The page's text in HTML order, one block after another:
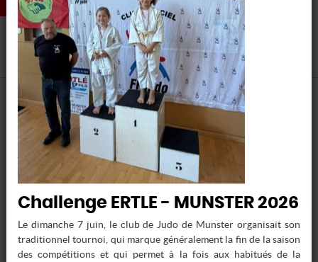
COLMAR JUDO/ Résultats /
2EME TOUR DE DISTRICT COLMAR
BENJAMIN(E)S
Épreuves AFFICHER LES RÉSULTATS DU CLUB
-32
Challenge ERTLE - MUNSTER 2026
Le dimanche 7 juin, le club de Judo de Munster organisait son
traditionnel tournoi, qui marque généralement la fin de la saison
des compétitions et qui permet à la fois aux habitués de la